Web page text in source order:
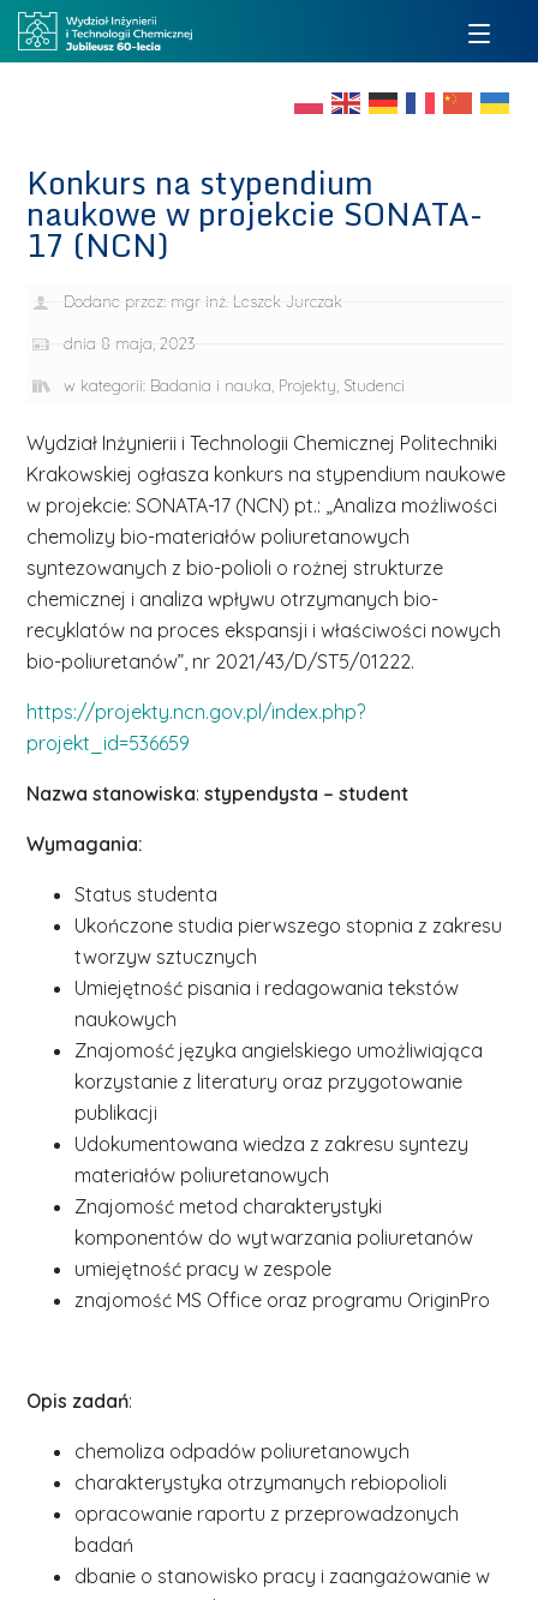
Konkurs na stypendium
naukowe w projekcie SONATA-
17 (NCN)
Dodane przez: mgr inż. Leszek Jurczak
dnia 8 maja, 2023
w kategorii: Badania i nauka, Projekty, Studenci
Wydział Inżynierii i Technologii Chemicznej Politechniki
Krakowskiej ogłasza konkurs na stypendium naukowe
w projekcie: SONATA-17 (NCN) pt.: „Analiza możliwości
chemolizy bio-materiałów poliuretanowych
syntezowanych z bio-polioli o rożnej strukturze
chemicznej i analiza wpływu otrzymanych bio-
recyklatów na proces ekspansji i właściwości nowych
bio-poliuretanów”, nr 2021/43/D/ST5/01222.
https://projekty.ncn.gov.pl/index.php?
projekt_id=536659
Nazwa stanowiska:stypendysta – student
Wymagania:
Status studenta
Ukończone studia pierwszego stopnia z zakresu
tworzyw sztucznych
Umiejętność pisania i redagowania tekstów
naukowych
Znajomość języka angielskiego umożliwiająca
korzystanie z literatury oraz przygotowanie
publikacji
Udokumentowana wiedza z zakresu syntezy
materiałów poliuretanowych
Znajomość metod charakterystyki
komponentów do wytwarzania poliuretanów
umiejętność pracy w zespole
znajomość MS Office oraz programu OriginPro
Opis zadań:
chemoliza odpadów poliuretanowych
charakterystyka otrzymanych rebiopolioli
opracowanie raportu z przeprowadzonych
badań
dbanie o stanowisko pracy i zaangażowanie w